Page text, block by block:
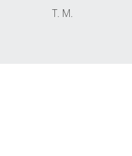
T. M.